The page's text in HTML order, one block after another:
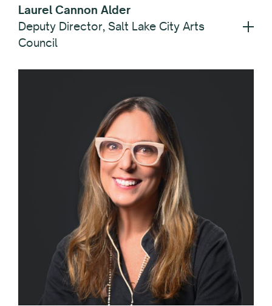
Laurel Cannon Alder
Deputy Director, Salt Lake City Arts
Council